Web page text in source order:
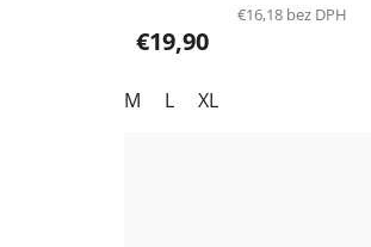
€16,18 bez DPH
€19,90
M L XL